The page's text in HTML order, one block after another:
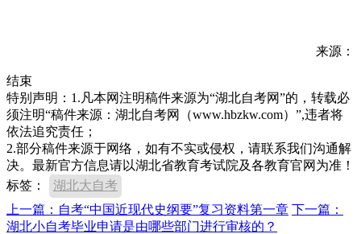
来源：
结束
特别声明：1.凡本网注明稿件来源为“湖北自考网”的，转载必
须注明“稿件来源：湖北自考网（www.hbzkw.com）”,违者将
依法追究责任；
2.部分稿件来源于网络，如有不实或侵权，请联系我们沟通解
决。最新官方信息请以湖北省教育考试院及各教育官网为准！
标签：
湖北大自考
上一篇：自考“中国近现代史纲要”复习资料第一章 下一篇：
湖北小自考毕业申请是由哪些部门进行审核的？